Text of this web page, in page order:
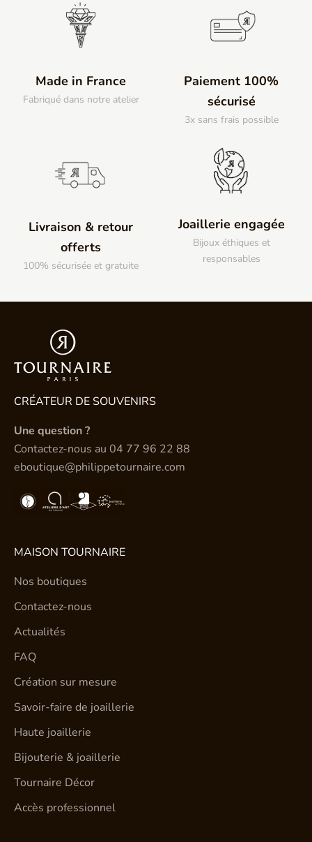
Made in France
Fabriqué dans notre atelier
Paiement 100%
sécurisé
3x sans frais possible
Livraison & retour
offerts
100% sécurisée et gratuite
Joaillerie engagée
Bijoux éthiques et
responsables
CRÉATEUR DE SOUVENIRS
Une question ?
Contactez-nous au 04 77 96 22 88
eboutique@philippetournaire.com
MAISON TOURNAIRE
Nos boutiques
Contactez-nous
Actualités
FAQ
Création sur mesure
Savoir-faire de joaillerie
Haute joaillerie
Bijouterie & joaillerie
Tournaire Décor
Accès professionnel